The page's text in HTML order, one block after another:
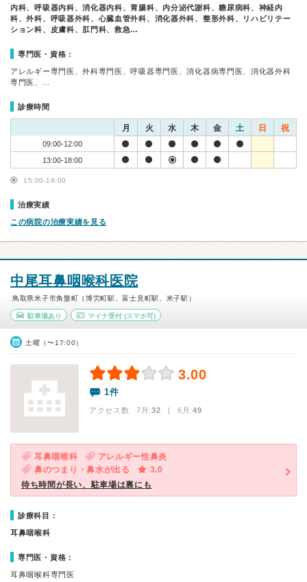
内科、呼吸器内科、消化器内科、胃腸科、内分泌代謝科、糖尿病科、神経内
科、外科、呼吸器外科、心臓血管外科、消化器外科、整形外科、リハビリテー
ション科、皮膚科、肛門科、救急…
専門医・資格：
アレルギー専門医、外科専門医、呼吸器専門医、消化器病専門医、消化器外科
専門医、…
診療時間
月 火 水 木 金 土 日 祝
09:00-12:00
13:00-18:00
15:00-18:00
治療実績
この病院の治療実績を見る
中尾耳鼻咽喉科医院
鳥取県米子市角盤町（博労町駅、富士見町駅、米子駅）
駐車場あり マイナ受付(スマホ可)
土曜（〜17:00）
3.00
1件
アクセス数 7月:32 | 6月:49
耳鼻咽喉科
アレルギー性鼻炎
鼻のつまり・鼻水が出る
3.0
待ち時間が長い、駐車場は裏にも
診療科目：
耳鼻咽喉科
専門医・資格：
耳鼻咽喉科専門医